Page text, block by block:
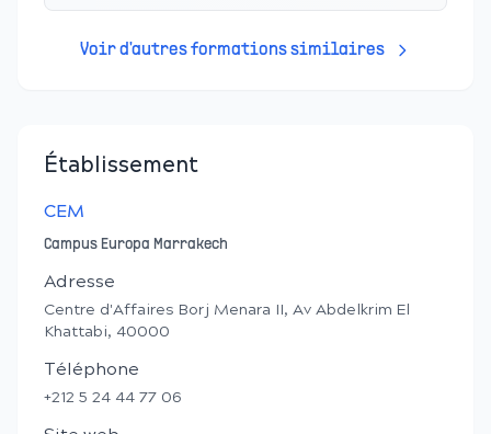
Voir d'autres formations similaires
Établissement
CEM
Campus Europa Marrakech
Adresse
Centre d'Affaires Borj Menara II, Av Abdelkrim El
Khattabi, 40000
Téléphone
+212 5 24 44 77 06